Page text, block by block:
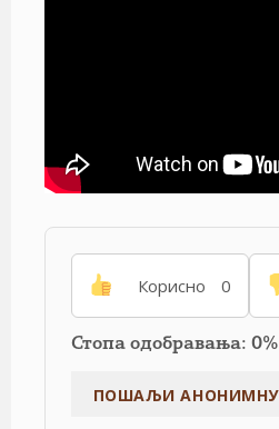
Корисно 0
Стопа одобравања: 0%